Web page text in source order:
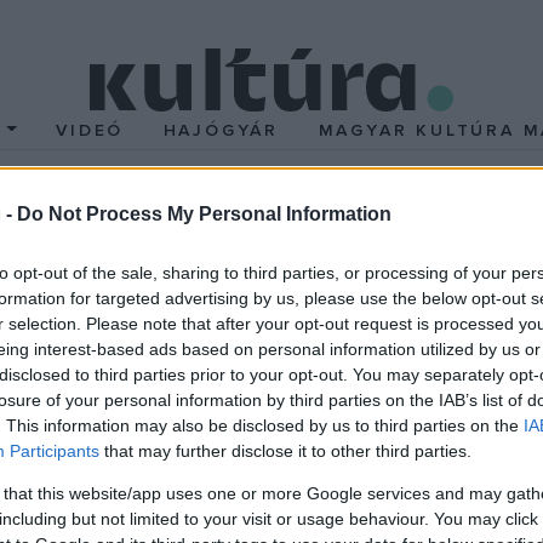
- Do Not Process My Personal Information
opt-out of the sale, sharing to third parties, or processing of your
for targeted advertising by us, please use the below opt-out
selection. Please note that after your opt-out request is processed
interest-based ads based on personal information utilized by us
to third parties prior to your opt-out. You may separately
of your personal information by third parties on the IAB’s list of
This information may also be disclosed by us to third parties on the
Participants that may further disclose it to other third parties.
that this website/app uses one or more Google services and may
but not limited to your visit or usage behaviour. You may
VIDEÓ HAJÓGYÁR MAGYAR KULTÚRA
a Beetlejuice
– Kísértethistória folytatása, jelentette be a
által alakított elhunyt házaspár béreli fel Beetlejuice-t, hogy
titok.
aki az első részt is rendezte. Visszatér a vászonra
fog a filmben. Rajtuk kívül szerepet kap a